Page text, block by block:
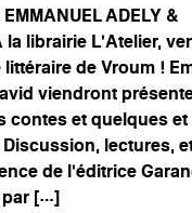
ADELY &
la librairie L’Atelier,
de Vroum !
viendront
contes et quelques
lectures,
de l’éditrice
par […]